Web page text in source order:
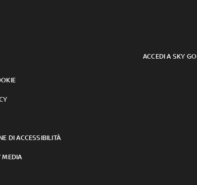
DI ACCESSIBILITÀ
MEDIA
ACCEDI A SKY GO